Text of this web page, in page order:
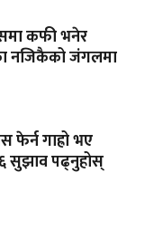
कफी भनेर
नजिकैको जंगलमा
गाह्रो भए
सुझाव पढ्नुहोस्